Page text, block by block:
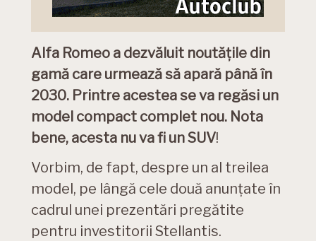
Alfa Romeo a dezvăluit noutățile din
gamă care urmează să apară până în
2030. Printre acestea se va regăsi un
model compact complet nou. Nota
bene, acesta nu va fi un SUV!
Vorbim, de fapt, despre un al treilea
model, pe lângă cele două anunțate în
cadrul unei prezentări pregătite
pentru investitorii Stellantis.